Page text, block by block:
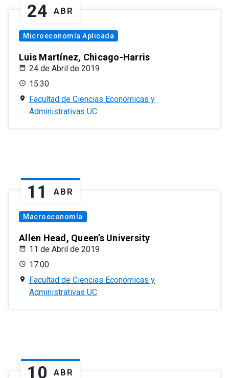
24 ABR
Microeconomía Aplicada
Luis Martínez, Chicago-Harris
24 de Abril de 2019
15:30
Facultad de Ciencias Económicas y
Administrativas UC
11 ABR
Macroeconomía
Allen Head, Queen’s University
11 de Abril de 2019
17:00
Facultad de Ciencias Económicas y
Administrativas UC
10 ABR